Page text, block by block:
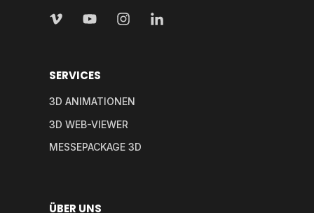
SERVICES
3D ANIMATIONEN
3D WEB-VIEWER
MESSEPACKAGE 3D
ÜBER UNS